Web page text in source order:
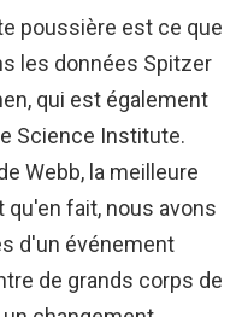
poussière est ce que
les données Spitzer
qui est également
Science Institute.
Webb, la meilleure
fait, nous avons
d'un événement
de grands corps de